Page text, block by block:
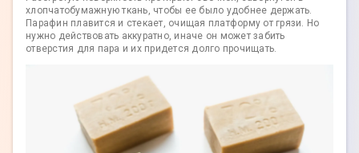
хлопчатобумажную ткань, чтобы ее было удобнее держать.
Парафин плавится и стекает, очищая платформу от грязи. Но
нужно действовать аккуратно, иначе он может забить
отверстия для пара и их придется долго прочищать.